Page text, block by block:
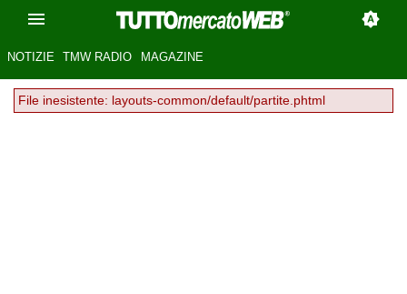
NOTIZIE TMW RADIO MAGAZINE
File inesistente: layouts-common/default/partite.phtml